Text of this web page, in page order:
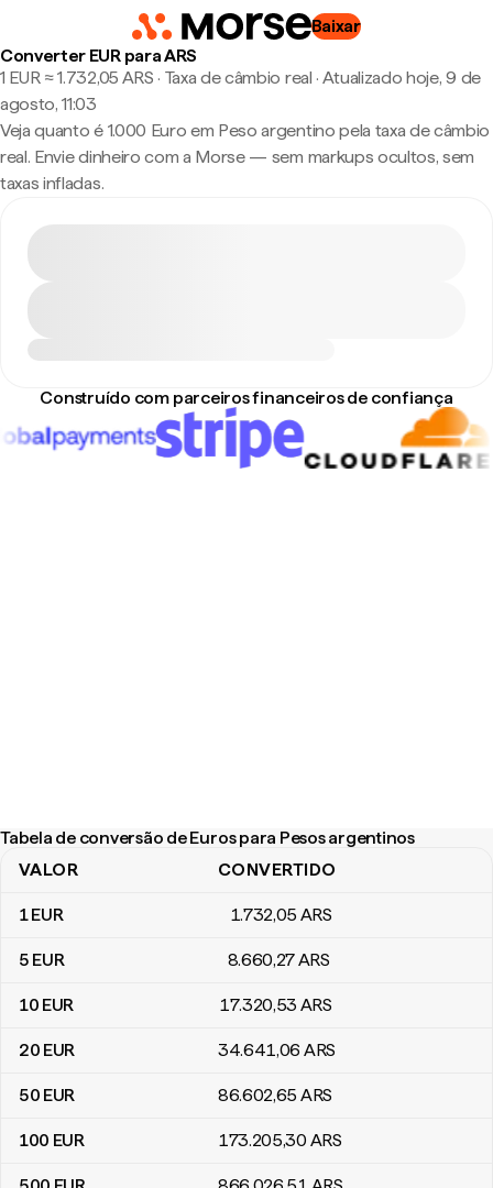
Baixar
Converter EUR para ARS
1 EUR ≈ 1.732,05 ARS · Taxa de câmbio real · Atualizado hoje, 9 de
agosto, 11:03
Veja quanto é 1.000 Euro em Peso argentino pela taxa de câmbio
real. Envie dinheiro com a Morse — sem markups ocultos, sem
taxas infladas.
Construído com parceiros financeiros de confiança
Tabela de conversão de Euros para Pesos argentinos
Tabela de conversão de Euros para Pesos argentinos
VALOR CONVERTIDO
1EUR 1.732,05 ARS
5 EUR 8.660,27ARS
10 EUR 17.320,53 ARS
20 EUR 34.641,06 ARS
50 EUR 86.602,65 ARS
100 EUR 173.205,30 ARS